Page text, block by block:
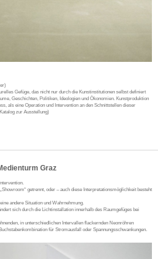
Gefüge, das nicht nur durch die Kunstinstitutionen selbst definiert
Geschichten, Politiken, Ideologien und Ökonomien. Kunstproduktion
als eine Operation und Intervention an den Schnittstellen dieser
zur Ausstellung)
Graz
getrennt, oder – auch diese Interpretationsmöglichkeit besteht
andere Situation und Wahrnehmung.
sich durch die Lichtinstallation innerhalb des Raumgefüges bei
in unterschiedlichen Intervallen flackernden Neonröhren
für Stromausfall oder Spannungsschwankungen.